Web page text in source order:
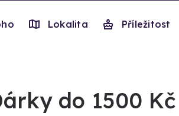
Lokalita Příležitost
do 1500 Kč